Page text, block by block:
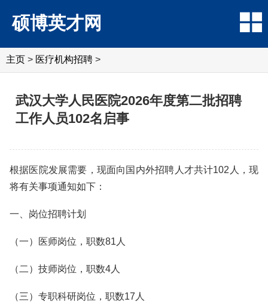
硕博英才网
主页 > 医疗机构招聘 >
武汉大学人民医院2026年度第二批招聘
工作人员102名启事
根据医院发展需要，现面向国内外招聘人才共计102人，现
将有关事项通知如下：
一、岗位招聘计划
（一）医师岗位，职数81人
（二）技师岗位，职数4人
（三）专职科研岗位，职数17人